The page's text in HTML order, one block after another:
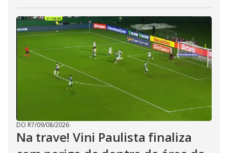
DO R7/09/08/2026
Na trave! Vini Paulista finaliza